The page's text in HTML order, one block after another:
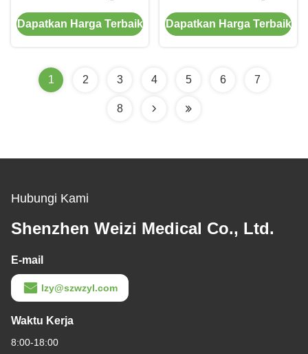
Mudah Bersih Dengan
Laser Printing Logo
Dapatkan Harga Terbaik
Inhalasi Hidrogen
Penggunaan Rumah
Dapatkan Harga Terbaik
1 2 3 4 5 6 7
8
Hubungi Kami
Shenzhen Weizi Medical Co., Ltd.
E-mail
lzy@szwzyl.com
Waktu Kerja
8:00-18:00